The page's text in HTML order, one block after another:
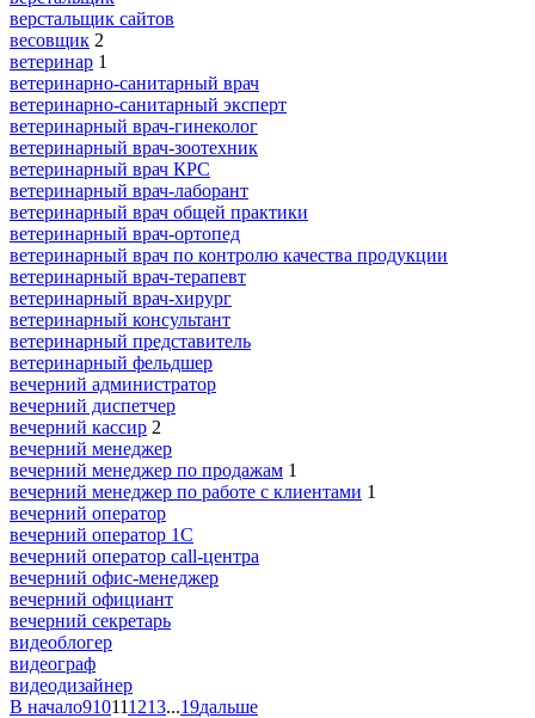
верстальщик сайтов
весовщик 2
ветеринар 1
ветеринарно-санитарный врач
ветеринарно-санитарный эксперт
ветеринарный врач-гинеколог
ветеринарный врач-зоотехник
ветеринарный врач КРС
ветеринарный врач-лаборант
ветеринарный врач общей практики
ветеринарный врач-ортопед
ветеринарный врач по контролю качества продукции
ветеринарный врач-терапевт
ветеринарный врач-хирург
ветеринарный консультант
ветеринарный представитель
ветеринарный фельдшер
вечерний администратор
вечерний диспетчер
вечерний кассир 2
вечерний менеджер
вечерний менеджер по продажам 1
вечерний менеджер по работе с клиентами 1
вечерний оператор
вечерний оператор 1С
вечерний оператор call-центра
вечерний офис-менеджер
вечерний официант
вечерний секретарь
видеоблогер
видеограф
видеодизайнер
В начало910111213...19дальше